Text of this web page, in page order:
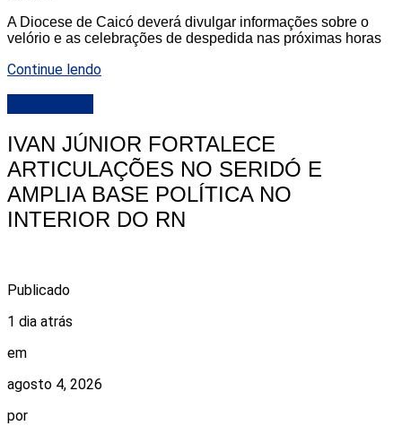
A Diocese de Caicó deverá divulgar informações sobre o
velório e as celebrações de despedida nas próximas horas
Continue lendo
IVAN JÚNIOR FORTALECE
ARTICULAÇÕES NO SERIDÓ E
AMPLIA BASE POLÍTICA NO
INTERIOR DO RN
Publicado
1 dia atrás
em
agosto 4, 2026
por